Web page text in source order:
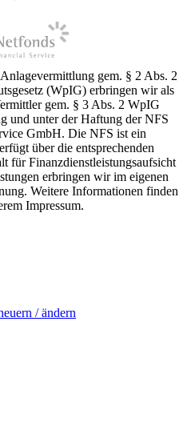
gem. § 2 Abs. 2
(WpIG) erbringen wir als
gem. § 3 Abs. 2 WpIG
und unter der Haftung der NFS
GmbH. Die NFS ist ein
über die entsprechenden
für Finanzdienstleistungsaufsicht
erbringen wir im eigenen
Weitere Informationen finden
Impressum.
/ ändern